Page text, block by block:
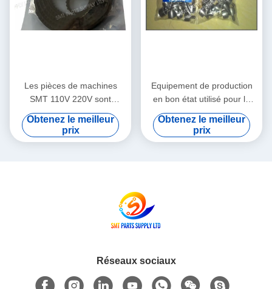
Les pièces de machines
SMT 110V 220V sont
expédiées par avion, Service
d'enseignement sur le
terrain intégré prenant en
Obtenez le meilleur
prix
Equipement de production
en bon état utilisé pour la
réparation, conçu pour une
précision et des
performances constantes
Obtenez le meilleur
prix
Réseaux sociaux